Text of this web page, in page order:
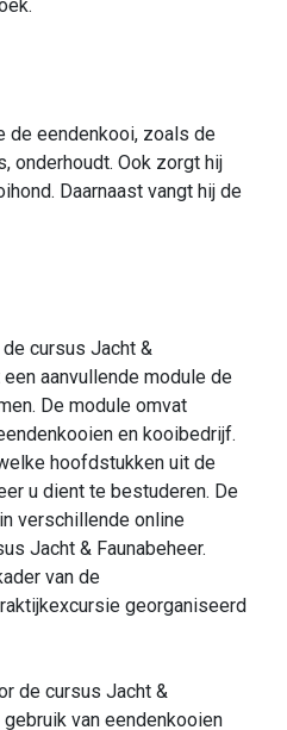
de eendenkooi, zoals de
onderhoudt. Ook zorgt hij
Daarnaast vangt hij de
cursus Jacht &
aanvullende module de
De module omvat
en kooibedrijf.
hoofdstukken uit de
u dient te bestuderen. De
verschillende online
Jacht & Faunabeheer.
van de
georganiseerd
de cursus Jacht &
van eendenkooien